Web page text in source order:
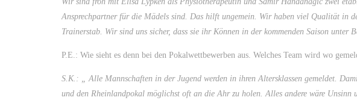
Ansprechpartner für die Mädels sind. Das hilft ungemein. Wir haben viel Qualität in
Trainerstab. Wir sind uns sicher, dass sie ihr Können in der kommenden Saison unter
P.E.: Wie sieht es denn bei den Pokalwettbewerben aus. Welches Team wird wo
S.K.: „ Alle Mannschaften in der Jugend werden in ihren Altersklassen gemeldet.
und den Rheinlandpokal möglichst oft an die Ahr zu holen. Alles andere wäre Unsinn